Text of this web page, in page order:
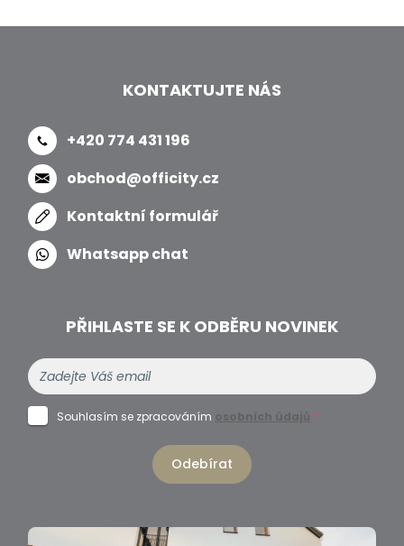
KONTAKTUJTE NÁS
+420 774 431 196
obchod@officity.cz
Kontaktní formulář
Whatsapp chat
PŘIHLASTE SE K ODBĚRU NOVINEK
Souhlasím se zpracováním osobních údajů *
Odebírat